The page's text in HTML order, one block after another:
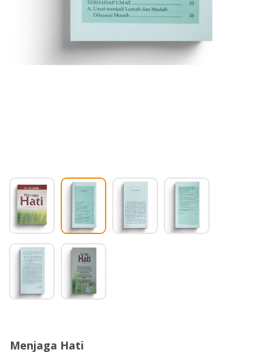
Menjaga Hati